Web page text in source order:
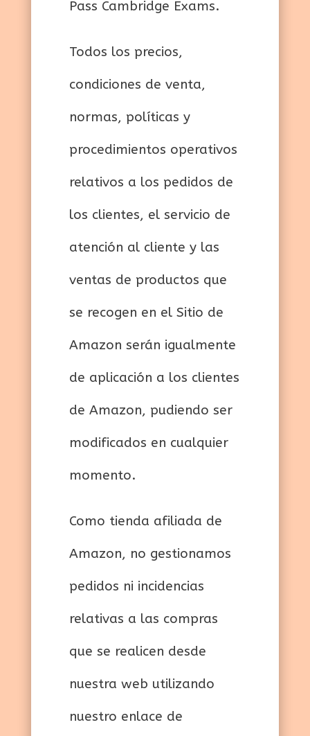
Pass Cambridge Exams.
Todos los precios,
condiciones de venta,
normas, políticas y
procedimientos operativos
relativos a los pedidos de
los clientes, el servicio de
atención al cliente y las
ventas de productos que
se recogen en el Sitio de
Amazon serán igualmente
de aplicación a los clientes
de Amazon, pudiendo ser
modificados en cualquier
momento.
Como tienda afiliada de
Amazon, no gestionamos
pedidos ni incidencias
relativas a las compras
que se realicen desde
nuestra web utilizando
nuestro enlace de